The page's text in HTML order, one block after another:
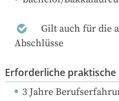
Gilt auch für die
Abschlüsse
Erforderliche praktische
3 Jahre